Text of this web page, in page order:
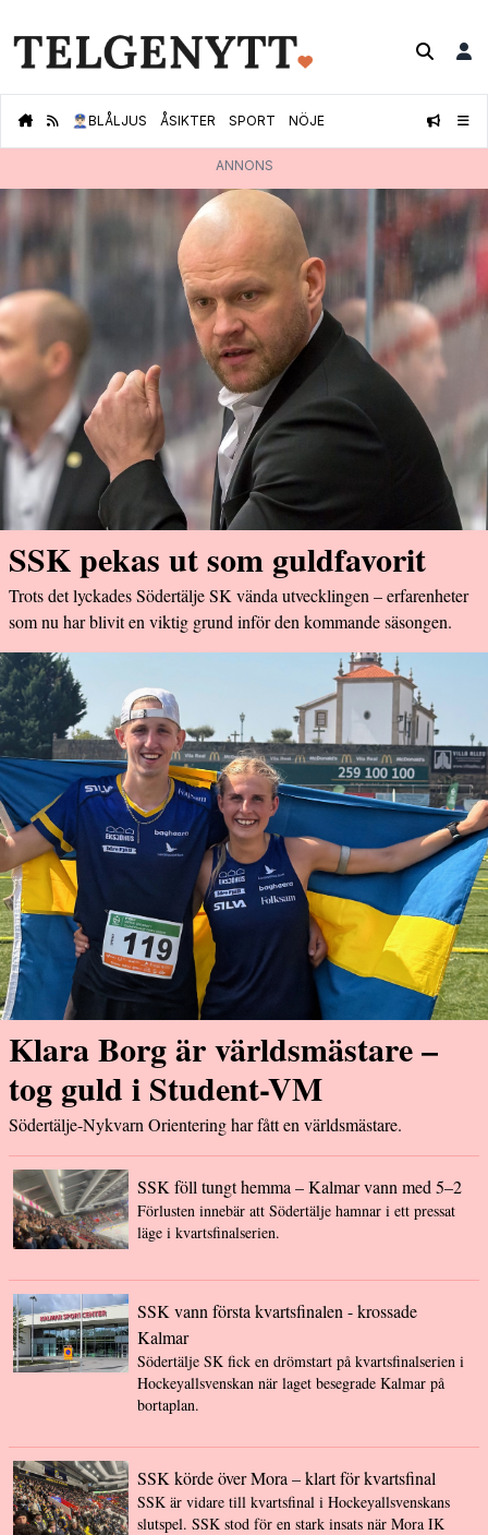
👮🏻‍♂️BLÅLJUS ÅSIKTER SPORT NÖJE
ANNONS
SSK pekas ut som guldfavorit
Trots det lyckades Södertälje SK vända utvecklingen – erfarenheter
som nu har blivit en viktig grund inför den kommande säsongen.
Klara Borg är världsmästare –
tog guld i Student-VM
Södertälje-Nykvarn Orientering har fått en världsmästare.
SSK föll tungt hemma – Kalmar vann med 5–2
Förlusten innebär att Södertälje hamnar i ett pressat
läge i kvartsfinalserien.
SSK vann första kvartsfinalen - krossade
Kalmar
Södertälje SK fick en drömstart på kvartsfinalserien i
Hockeyallsvenskan när laget besegrade Kalmar på
bortaplan.
SSK körde över Mora – klart för kvartsfinal
SSK är vidare till kvartsfinal i Hockeyallsvenskans
slutspel. SSK stod för en stark insats när Mora IK